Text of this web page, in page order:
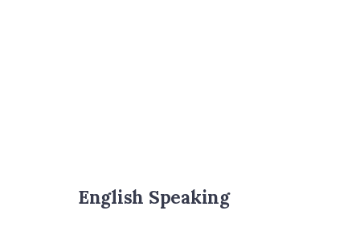
English Speaking